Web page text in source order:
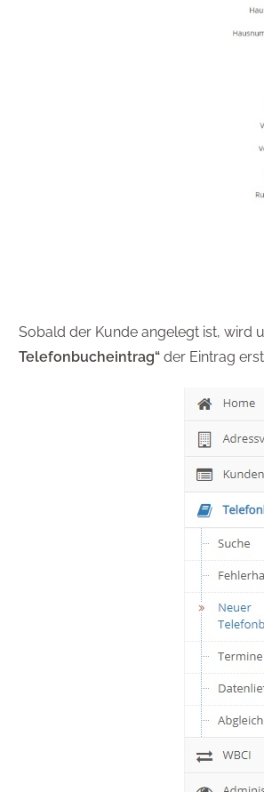
Sobald der Kunde angelegt ist, wird
Telefonbucheintrag“der Eintrag